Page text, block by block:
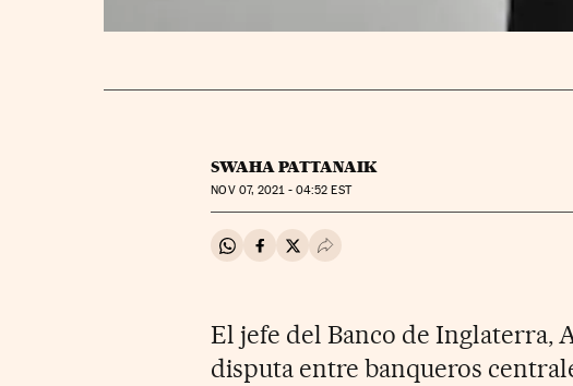
SWAHA PATTANAIK
NOV07, 2021 - 04:52 EST
Compartir en Whatsapp
Compartir en Facebook
Compartir en Twitter
Desplegar Redes Sociales
El jefe del Banco de Inglaterra,
disputa entre banqueros